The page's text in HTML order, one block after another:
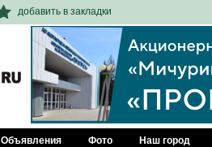
добавить в закладки
Объявления Фото Наш город